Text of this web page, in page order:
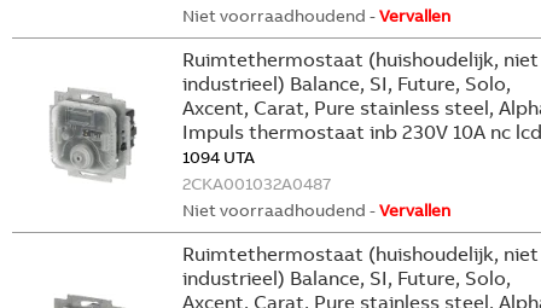
Niet voorraadhoudend -Vervallen
Ruimtethermostaat (huishoudelijk, niet
industrieel) Balance, SI, Future, Solo,
Axcent, Carat, Pure stainless steel,
Impuls thermostaat inb 230V 10A nc lcd
1094 UTA
2CKA001032A0487
Niet voorraadhoudend -Vervallen
Ruimtethermostaat (huishoudelijk, niet
industrieel) Balance, SI, Future, Solo,
Axcent, Carat, Pure stainless steel,